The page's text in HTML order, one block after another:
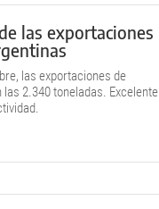
las exportaciones
las exportaciones de
2.340 toneladas. Excelente